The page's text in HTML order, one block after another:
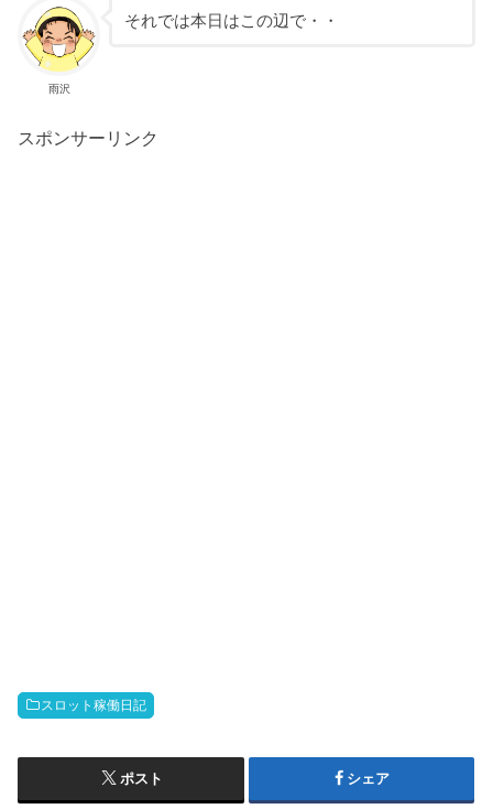
雨沢
それでは本日はこの辺で・・
スポンサーリンク
スロット稼働日記
ポスト シェア